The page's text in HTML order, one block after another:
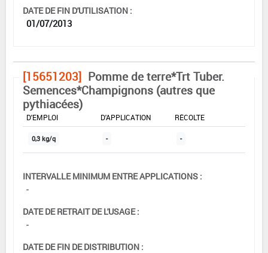
DATE DE FIN D'UTILISATION :
01/07/2013
[15651203] Pomme de terre*Trt Tuber.
Semences*Champignons (autres que
pythiacées)
DOSE MAX
D'EMPLOI
D'APPLICATION
RÉCOLTE
0,3 kg/q - -
INTERVALLE MINIMUM ENTRE APPLICATIONS :
-
DATE DE RETRAIT DE L'USAGE :
-
DATE DE FIN DE DISTRIBUTION :